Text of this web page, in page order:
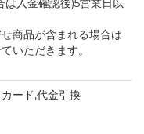
入金確認後)5営業日以
商品が含まれる場合は
いただきます。
ード,代金引換